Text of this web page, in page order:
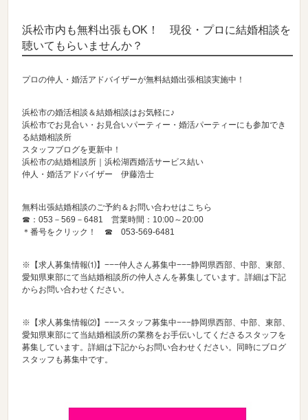
浜松市内も無料出張もOK！ 現役・プロに結婚相談を
聴いてもらいませんか？
プロの仲人・婚活アドバイザーが無料結婚出張相談実施中！
浜松市の婚活相談＆結婚相談はお気軽に♪
浜松市でお見合い・お見合いパーティー・婚活パーティーにも参加でき
る結婚相談所
スタッフブログを更新中！
浜松市の結婚相談所｜浜松湖西婚活サービス結い
仲人・婚活アドバイザー 伊藤浩士
無料出張結婚相談のご予約＆お問い合わせはこちら
☎：053－569－6481 営業時間：10:00～20:00
＊番号をクリック！ ☎053-569-6481
※【求人募集情報⑴】−−−仲人さん募集中−−−静岡県西部、中部、東部、
愛知県東部にて当結婚相談所の仲人さんを募集しています。詳細は下記
からお問い合わせください。
※【求人募集情報⑵】−−−スタッフ募集中−−−静岡県西部、中部、東部、
愛知県東部にて当結婚相談所の業務をお手伝いしてくださるスタッフを
募集しています。詳細は下記からお問い合わせください。同時にブログ
スタッフも募集中です。